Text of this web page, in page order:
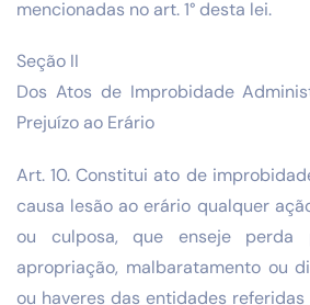
mencionadas no art. 1° desta lei.
Seção II
Dos Atos de Improbidade
Prejuízo ao Erário
Art. 10. Constitui ato de
causa lesão ao erário qualquer
ou culposa, que enseje perda
apropriação, malbaratamento ou
ou haveres das entidades referidas